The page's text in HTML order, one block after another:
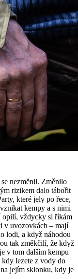
nezměnil. Změnilo
rizikem dalo tábořit
které jely po řece,
kempy a s nimi
opilí, vždycky si říkám
v uvozovkách ‒ mají
lodi, a když náhodou
tak změkčilí, že když
v tom dalším kempu
lezete z vody do
jejím sklonku, kdy je